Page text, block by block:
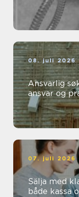
08. juli 2026
Ansvarlig
ansvar og
07. juli 2026
Sälja med
både kassa